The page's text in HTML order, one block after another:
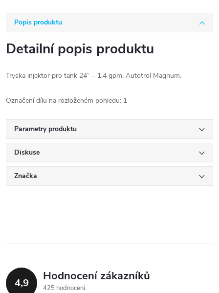
Popis produktu
Detailní popis produktu
Tryska injektor pro tank 24“ – 1,4 gpm. Autotrol Magnum.
Označení dílu na rozloženém pohledu: 1
Parametry produktu
Diskuse
Značka
4,9 Hodnocení zákazníků
425 hodnocení